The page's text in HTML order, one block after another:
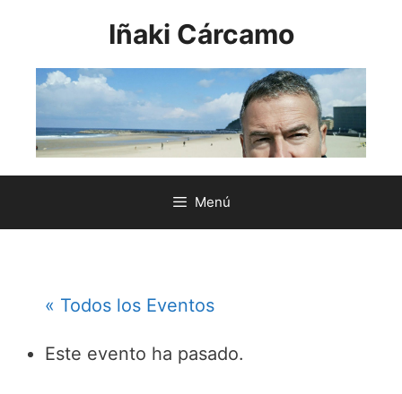
contenido
Iñaki Cárcamo
Menú
« Todos los Eventos
Este evento ha pasado.